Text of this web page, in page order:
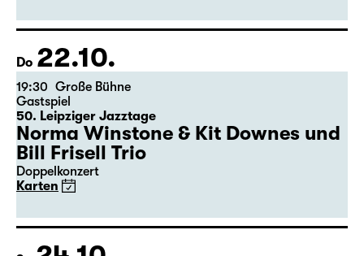
18:45 + 19:00 Einführung im Rangfoyer
Karten
Theatertag
Do 22.10.
19:30
Große Bühne
Gastspiel
50. Leipziger Jazztage
Norma Winstone & Kit Downes und
Bill Frisell Trio
Doppelkonzert
Karten